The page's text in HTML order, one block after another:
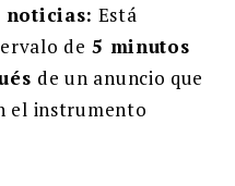
noticias: Está
de 5 minutos
de un anuncio que
el instrumento